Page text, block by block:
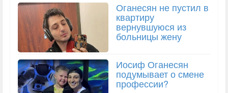
Оганесян не пустил в
квартиру
вернувшуюся из
больницы жену
Иосиф Оганесян
подумывает о смене
профессии?